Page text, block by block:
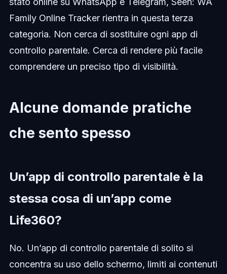
Family Online Tracker rientra in questa terza
categoria. Non cerca di sostituire ogni app di
controllo parentale. Cerca di rendere più facile
comprendere un preciso tipo di visibilità.
Alcune domande pratiche
che sento spesso
Un’app di controllo parentale è la
stessa cosa di un’app come
Life360?
No. Un’app di controllo parentale di solito si
concentra su uso dello schermo, limiti ai contenuti